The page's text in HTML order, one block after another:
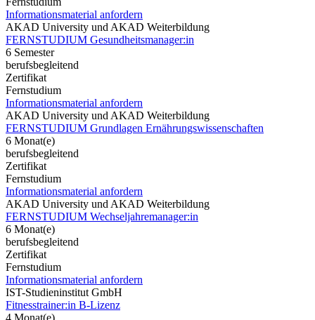
Informationsmaterial anfordern
AKAD University und AKAD Weiterbildung
FERNSTUDIUM Gesundheitsmanager:in
6 Semester
berufsbegleitend
Zertifikat
Fernstudium
Informationsmaterial anfordern
AKAD University und AKAD Weiterbildung
FERNSTUDIUM Grundlagen Ernährungswissenschaften
6 Monat(e)
berufsbegleitend
Zertifikat
Fernstudium
Informationsmaterial anfordern
AKAD University und AKAD Weiterbildung
FERNSTUDIUM Wechseljahremanager:in
6 Monat(e)
berufsbegleitend
Zertifikat
Fernstudium
Informationsmaterial anfordern
IST-Studieninstitut GmbH
Fitnesstrainer:in B-Lizenz
4 Monat(e)